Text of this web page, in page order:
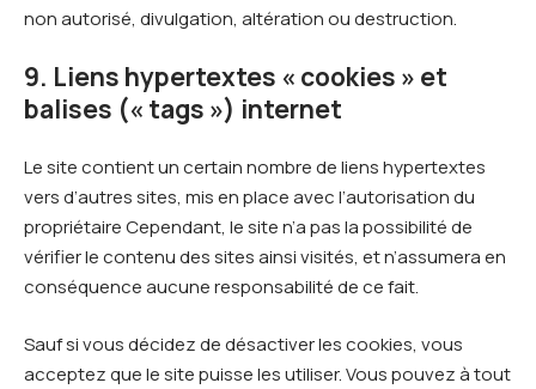
non autorisé, divulgation, altération ou destruction.
9. Liens hypertextes « cookies » et
balises (« tags ») internet
Le site contient un certain nombre de liens hypertextes
vers d’autres sites, mis en place avec l’autorisation du
propriétaire Cependant, le site n’a pas la possibilité de
vérifier le contenu des sites ainsi visités, et n’assumera en
conséquence aucune responsabilité de ce fait.
Sauf si vous décidez de désactiver les cookies, vous
acceptez que le site puisse les utiliser. Vous pouvez à tout